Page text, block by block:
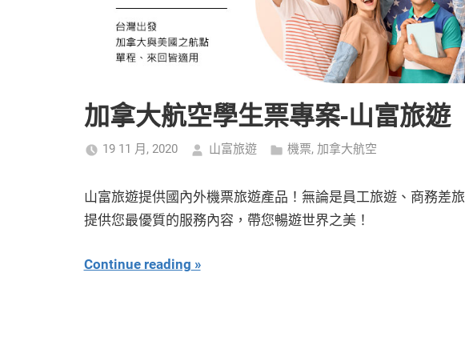
加拿大航空學生票專案-山富旅遊
19 11 月, 2020 山富旅遊 機票, 加拿大航空
山富旅遊提供國內外機票旅遊產品！無論是員工旅遊、商務差
提供您最優質的服務內容，帶您暢遊世界之美！
Continue reading